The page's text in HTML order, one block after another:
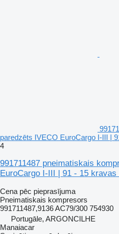
paredzēts IVECO EuroCargo I-III |
4
991711487 pneimatiskais
EuroCargo I-III | 91 - 15 kravas
Cena pēc pieprasījuma
Pneimatiskais kompresors
991711487,9136 AC79/300 754930
Portugāle, ARGONCILHE
Manaiacar